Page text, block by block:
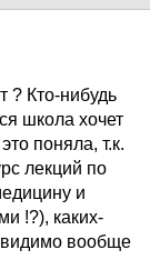
? Кто-нибудь
школа хочет
поняла, т.к.
лекций по
и
!?), каких-
видимо вообще